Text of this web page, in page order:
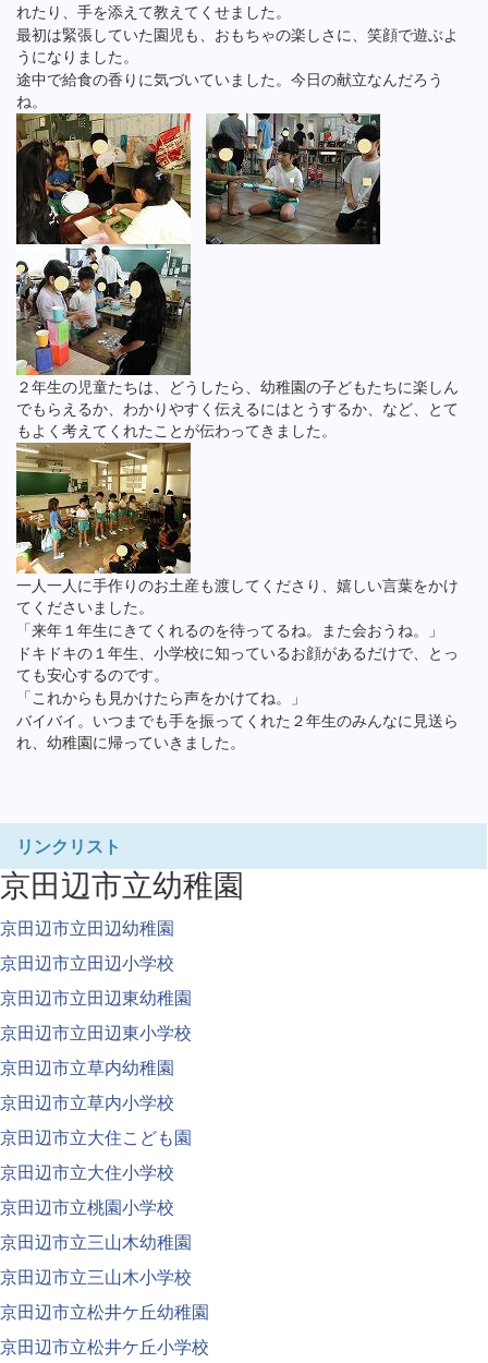
れたり、手を添えて教えてくせました。
最初は緊張していた園児も、おもちゃの楽しさに、笑顔で遊ぶよ
うになりました。
途中で給食の香りに気づいていました。今日の献立なんだろう
ね。
２年生の児童たちは、どうしたら、幼稚園の子どもたちに楽しん
でもらえるか、わかりやすく伝えるにはとうするか、など、とて
もよく考えてくれたことが伝わってきました。
一人一人に手作りのお土産も渡してくださり、嬉しい言葉をかけ
てくださいました。
「来年１年生にきてくれるのを待ってるね。また会おうね。」
ドキドキの１年生、小学校に知っているお顔があるだけで、とっ
ても安心するのです。
「これからも見かけたら声をかけてね。」
バイバイ。いつまでも手を振ってくれた２年生のみんなに見送ら
れ、幼稚園に帰っていきました。
リンクリスト
京田辺市立幼稚園
京田辺市立田辺幼稚園
京田辺市立田辺小学校
京田辺市立田辺東幼稚園
京田辺市立田辺東小学校
京田辺市立草内幼稚園
京田辺市立草内小学校
京田辺市立大住こども園
京田辺市立大住小学校
京田辺市立桃園小学校
京田辺市立三山木幼稚園
京田辺市立三山木小学校
京田辺市立松井ケ丘幼稚園
京田辺市立松井ケ丘小学校